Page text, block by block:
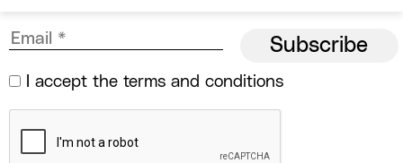
I accept the terms and conditions